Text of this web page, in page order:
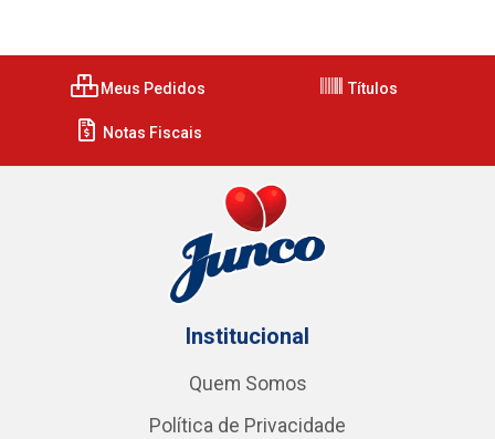
Meus Pedidos Títulos
Notas Fiscais
Institucional
Quem Somos
Política de Privacidade